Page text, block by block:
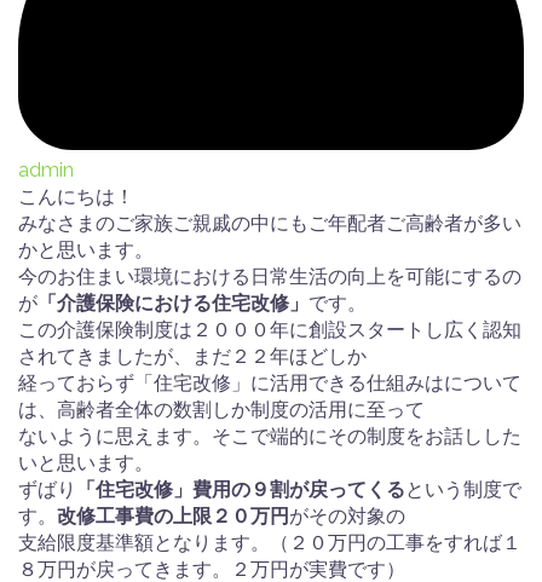
admin
こんにちは！
みなさまのご家族ご親戚の中にもご年配者ご高齢者が多い
かと思います。
今のお住まい環境における日常生活の向上を可能にするの
が 「介護保険における住宅改修」 です。
この介護保険制度は２０００年に創設スタートし広く認知
されてきましたが、まだ２２年ほどしか
経っておらず「住宅改修」に活用できる仕組みはについて
は、高齢者全体の数割しか制度の活用に至って
ないように思えます。そこで端的にその制度をお話しした
いと思います。
ずばり
「住宅改修」費用の９割が戻ってくるという制度で
す。 改修工事費の上限２０万円 がその対象の
支給限度基準額となります。（２０万円の工事をすれば１
８万円が戻ってきます。２万円が実費です）